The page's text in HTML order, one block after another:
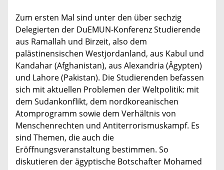
Zum ersten Mal sind unter den über sechzig
Delegierten der DuEMUN-Konferenz Studierende
aus Ramallah und Birzeit, also dem
palästinensischen Westjordanland, aus Kabul und
Kandahar (Afghanistan), aus Alexandria (Ägypten)
und Lahore (Pakistan). Die Studierenden befassen
sich mit aktuellen Problemen der Weltpolitik: mit
dem Sudankonflikt, dem nordkoreanischen
Atomprogramm sowie dem Verhältnis von
Menschenrechten und Antiterrorismuskampf. Es
sind Themen, die auch die
Eröffnungsveranstaltung bestimmen. So
diskutieren der ägyptische Botschafter Mohamed